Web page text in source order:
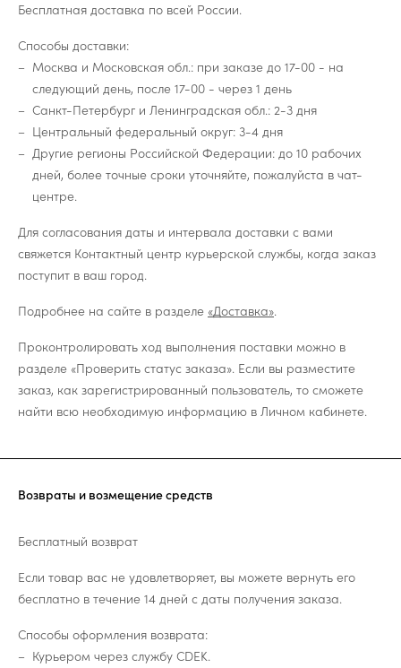
Бесплатная доставка по всей России.
Способы доставки:
Москва и Московская обл.: при заказе до 17-00 - на
следующий день, после 17-00 - через 1 день
Санкт-Петербург и Ленинградская обл.: 2-3 дня
Центральный федеральный округ: 3-4 дня
Другие регионы Российской Федерации: до 10 рабочих
дней, более точные сроки уточняйте, пожалуйста в чат-
центре.
Для согласования даты и интервала доставки с вами
свяжется Контактный центр курьерской службы, когда заказ
поступит в ваш город.
Подробнее на сайте в разделе «Доставка».
Проконтролировать ход выполнения поставки можно в
разделе «Проверить статус заказа». Если вы разместите
заказ, как зарегистрированный пользователь, то сможете
найти всю необходимую информацию в Личном кабинете.
Возвраты и возмещение средств
Бесплатный возврат
Если товар вас не удовлетворяет, вы можете вернуть его
бесплатно в течение 14 дней с даты получения заказа.
Способы оформления возврата:
Курьером через службу CDEK.